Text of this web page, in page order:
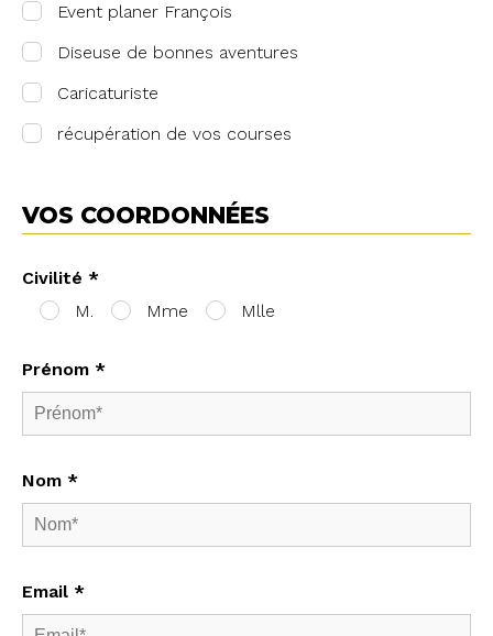
Event planer François
Diseuse de bonnes aventures
Caricaturiste
récupération de vos courses
VOS COORDONNÉES
Civilité *
M.
Mme Mlle
Prénom *
Nom *
Email *